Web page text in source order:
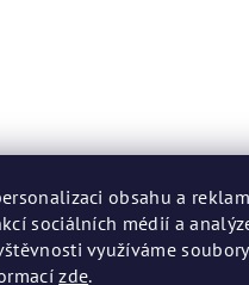
obsahu a
sociálních médií a
využíváme
zde.